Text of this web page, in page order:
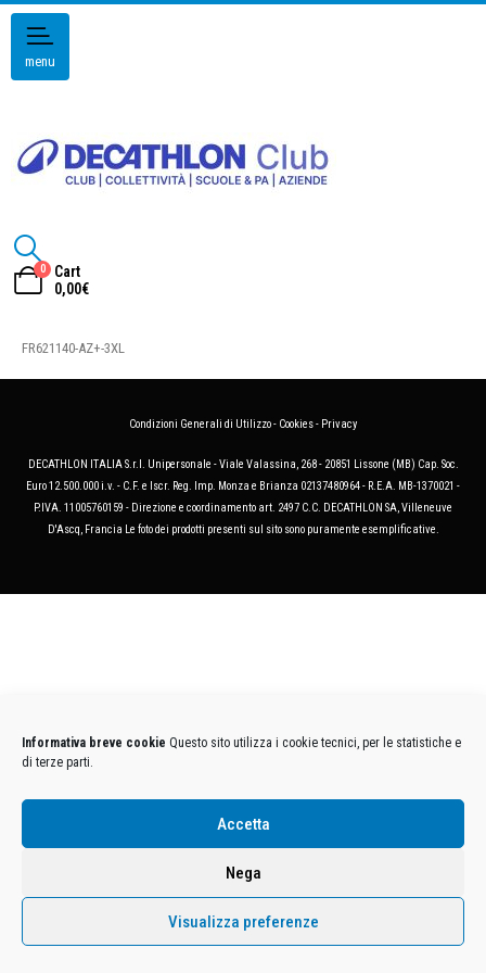
Informativa breve cookie Questo sito utilizza i cookie tecnici, per le statistiche e
di terze parti.
Accetta
Nega
Visualizza preferenze
menu
0
Cart
0,00€
FR621140-AZ+-3XL
Condizioni Generali di Utilizzo- Cookies- Privacy
DECATHLON ITALIA S.r.l. Unipersonale - Viale Valassina, 268 - 20851 Lissone (MB) Cap. Soc.
Euro 12.500.000 i.v. - C.F. e Iscr. Reg. Imp. Monza e Brianza 02137480964 - R.E.A. MB-1370021 -
P.IVA. 11005760159 - Direzione e coordinamento art. 2497 C.C. DECATHLON SA, Villeneuve
D'Ascq, Francia Le foto dei prodotti presenti sul sito sono puramente esemplificative.